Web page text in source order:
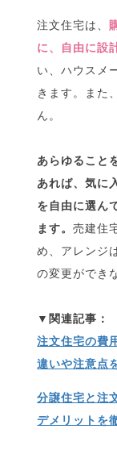
注文住宅は、
に、自由に設
い、ハウスメ
きます。また
ん。
あらゆること
あれば、気に
を自由に選ん
ます。売建住
め、アレンジ
の変更ができ
注文住宅の費
違いや注意点
分譲住宅と注
デメリットを